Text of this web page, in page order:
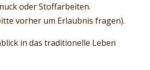
oder Stoffarbeiten.
vorher um Erlaubnis fragen).
in das traditionelle Leben